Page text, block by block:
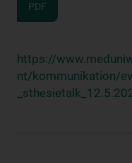
PDF
https://
nt/kommunikation/